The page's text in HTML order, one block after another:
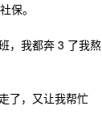
保。
，我都奔 3 了我熬
了，又让我帮忙